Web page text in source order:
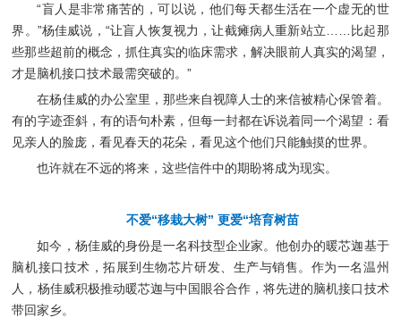
“盲人是非常痛苦的，可以说，他们每天都生活在一个虚无的世
界。”杨佳威说，“让盲人恢复视力，让截瘫病人重新站立……比起那
些那些超前的概念，抓住真实的临床需求，解决眼前人真实的渴望，
才是脑机接口技术最需突破的。”
在杨佳威的办公室里，那些来自视障人士的来信被精心保管着。
有的字迹歪斜，有的语句朴素，但每一封都在诉说着同一个渴望：看
见亲人的脸庞，看见春天的花朵，看见这个他们只能触摸的世界。
也许就在不远的将来，这些信件中的期盼将成为现实。
不爱“移栽大树”更爱“培育树苗
如今，杨佳威的身份是一名科技型企业家。他创办的暖芯迦基于
脑机接口技术，拓展到生物芯片研发、生产与销售。作为一名温州
人，杨佳威积极推动暖芯迦与中国眼谷合作，将先进的脑机接口技术
带回家乡。